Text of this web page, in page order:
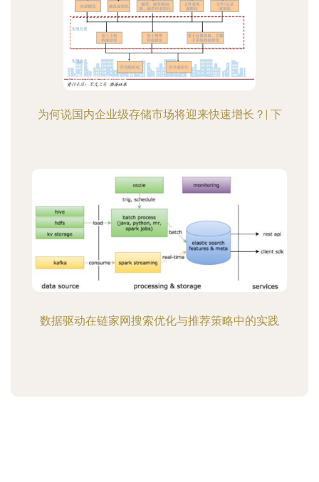
为何说国内企业级存储市场将迎来快速增长？| 下
数据驱动在链家网搜索优化与推荐策略中的实践